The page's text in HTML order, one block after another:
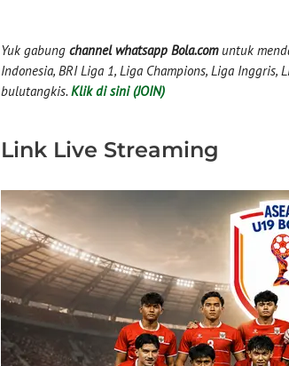
Yuk gabung channel whatsapp Bola.comuntuk
Indonesia, BRI Liga 1, Liga Champions, Liga Inggris,
bulutangkis. Klik di sini (JOIN)
Link Live Streaming